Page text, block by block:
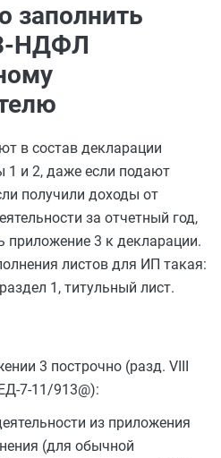
заполнить
НДФЛ
в состав декларации
1 и 2, даже если подают
получили доходы от
за отчетный год,
приложение 3 к декларации.
листов для ИП такая:
1, титульный лист.
3 построчно (разд. VIII
7-11/913@):
из приложения
(для обычной